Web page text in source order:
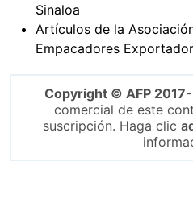
Sinaloa
Artículos de la
Empacadores
Copyright © AFP
comercial de este
suscripción. Haga clic